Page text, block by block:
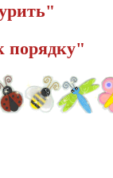
порядку"